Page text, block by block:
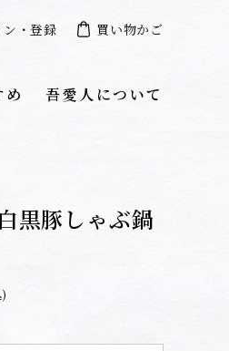
ン・登録 買い物かご
吾愛人について
黒豚しゃぶ鍋